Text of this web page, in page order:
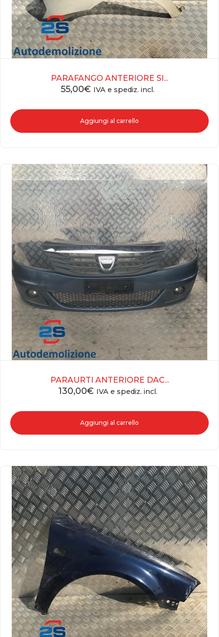
PARAFANGO ANTERIORE SI...
55,00€ IVA e spediz. incl.
Aggiungi al carrello
PARAURTI ANTERIORE DAC...
130,00€ IVA e spediz. incl.
Aggiungi al carrello